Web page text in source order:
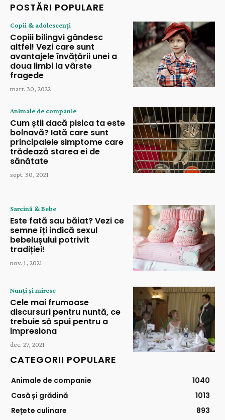
POSTĂRI POPULARE
Copii & adolescenți
Copiii bilingvi gândesc
altfel! Vezi care sunt
avantajele învățării unei a
doua limbi la vârste
fragede
mart. 30, 2022
Animale de companie
Cum știi dacă pisica ta este
bolnavă? Iată care sunt
principalele simptome care
trădează starea ei de
sănătate
sept. 30, 2021
Sarcină & Bebe
Este fată sau băiat? Vezi ce
semne îți indică sexul
bebelușului potrivit
tradiției!
nov. 1, 2021
Nunți și mirese
Cele mai frumoase
discursuri pentru nuntă, ce
trebuie să spui pentru a
impresiona
dec. 27, 2021
CATEGORII POPULARE
Animale de companie
1040
Casă și grădină
1013
Rețete culinare
893